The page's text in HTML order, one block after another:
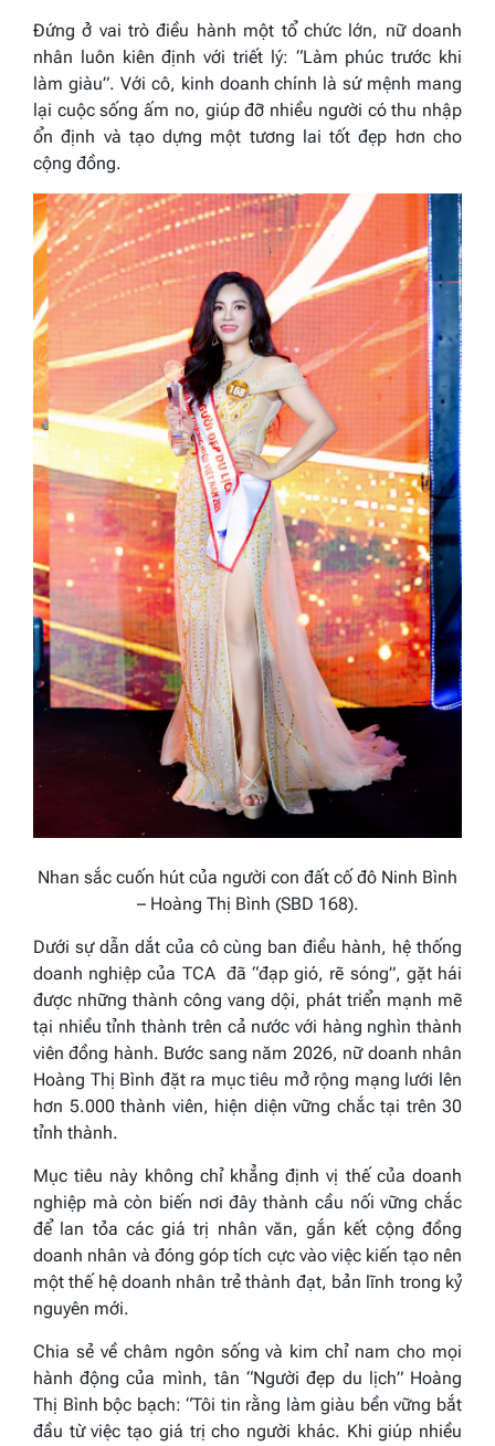
Đứng ở vai trò điều hành một tổ chức lớn, nữ doanh
nhân luôn kiên định với triết lý: “Làm phúc trước khi
làm giàu”. Với cô, kinh doanh chính là sứ mệnh mang
lại cuộc sống ấm no, giúp đỡ nhiều người có thu nhập
ổn định và tạo dựng một tương lai tốt đẹp hơn cho
cộng đồng.
Nhan sắc cuốn hút của người con đất cố đô Ninh Bình
– Hoàng Thị Bình (SBD 168).
Dưới sự dẫn dắt của cô cùng ban điều hành, hệ thống
doanh nghiệp của TCA đã “đạp gió, rẽ sóng”, gặt hái
được những thành công vang dội, phát triển mạnh mẽ
tại nhiều tỉnh thành trên cả nước với hàng nghìn thành
viên đồng hành. Bước sang năm 2026, nữ doanh nhân
Hoàng Thị Bình đặt ra mục tiêu mở rộng mạng lưới lên
hơn 5.000 thành viên, hiện diện vững chắc tại trên 30
tỉnh thành.
Mục tiêu này không chỉ khẳng định vị thế của doanh
nghiệp mà còn biến nơi đây thành cầu nối vững chắc
để lan tỏa các giá trị nhân văn, gắn kết cộng đồng
doanh nhân và đóng góp tích cực vào việc kiến tạo nên
một thế hệ doanh nhân trẻ thành đạt, bản lĩnh trong kỷ
nguyên mới.
Chia sẻ về châm ngôn sống và kim chỉ nam cho mọi
hành động của mình, tân “Người đẹp du lịch” Hoàng
Thị Bình bộc bạch: “Tôi tin rằng làm giàu bền vững bắt
đầu từ việc tạo giá trị cho người khác. Khi giúp nhiều